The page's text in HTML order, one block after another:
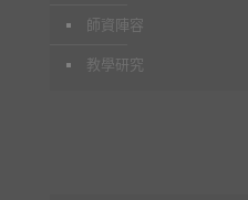
師資陣容
教學研究